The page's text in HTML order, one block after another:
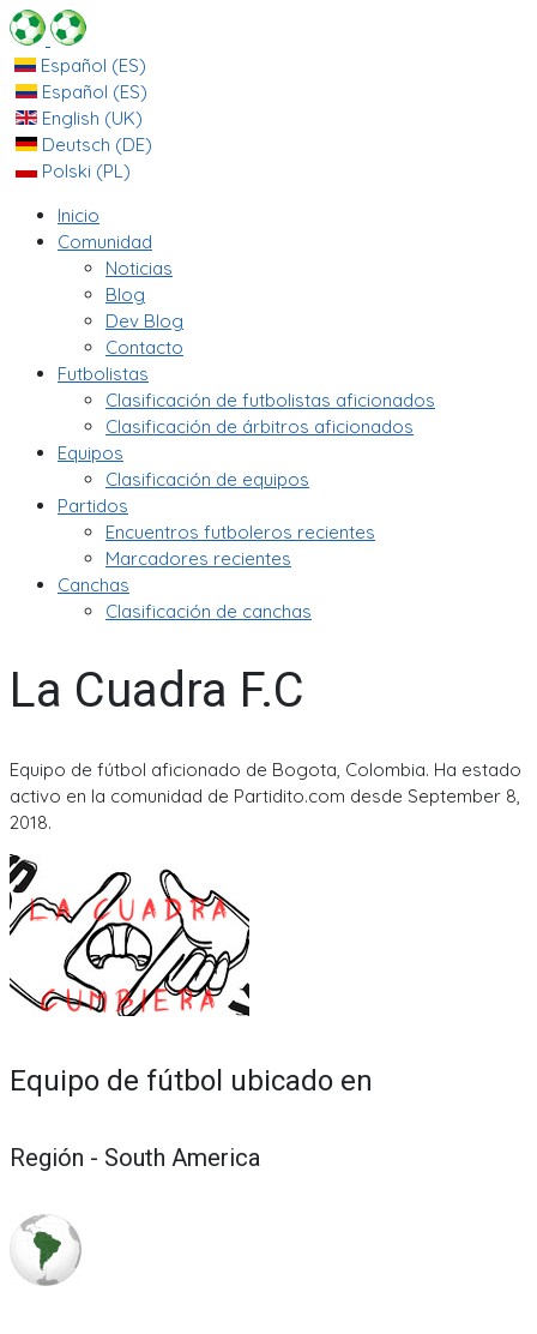
Español (ES)
Español (ES)
English (UK)
Deutsch (DE)
Polski (PL)
Inicio
Comunidad
Noticias
Blog
Dev Blog
Contacto
Futbolistas
Clasificación de futbolistas aficionados
Clasificación de árbitros aficionados
Equipos
Clasificación de equipos
Partidos
Encuentros futboleros recientes
Marcadores recientes
Canchas
Clasificación de canchas
La Cuadra F.C
Equipo de fútbol aficionado de Bogota, Colombia. Ha estado
activo en la comunidad de Partidito.com desde September 8,
2018.
Equipo de fútbol ubicado en
Región - South America